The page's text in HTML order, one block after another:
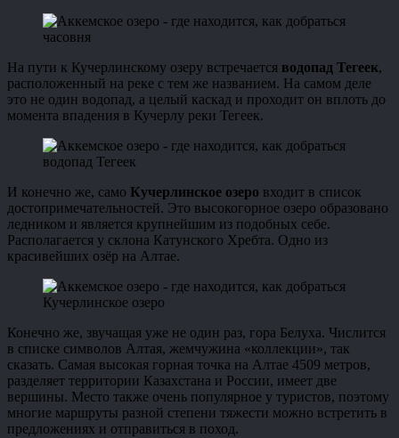
часовня
На пути к Кучерлинскому озеру встречается водопад Тегеек,
расположенный на реке с тем же названием. На самом деле
это не один водопад, а целый каскад и проходит он вплоть до
момента впадения в Кучерлу реки Тегеек.
водопад Тегеек
И конечно же, само Кучерлинское озеро входит в список
достопримечательностей. Это высокогорное озеро образовано
ледником и является крупнейшим из подобных себе.
Располагается у склона Катунского Хребта. Одно из
красивейших озёр на Алтае.
Кучерлинское озеро
Конечно же, звучащая уже не один раз, гора Белуха. Числится
в списке символов Алтая, жемчужина «коллекции», так
сказать. Самая высокая горная точка на Алтае 4509 метров,
разделяет территории Казахстана и России, имеет две
вершины. Место также очень популярное у туристов, поэтому
многие маршруты разной степени тяжести можно встретить в
предложениях и отправиться в поход.